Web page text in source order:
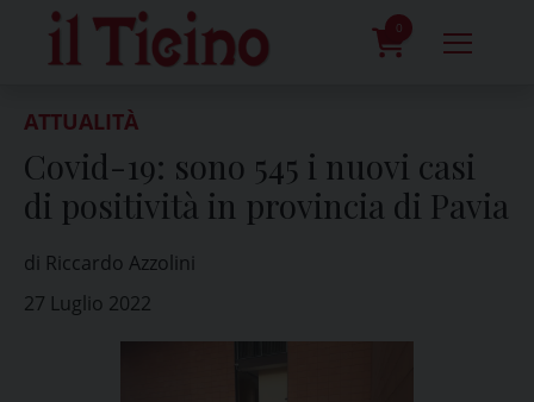
content
0
ATTUALITÀ
Covid-19: sono 545 i nuovi casi
di positività in provincia di Pavia
di Riccardo Azzolini
27 Luglio 2022